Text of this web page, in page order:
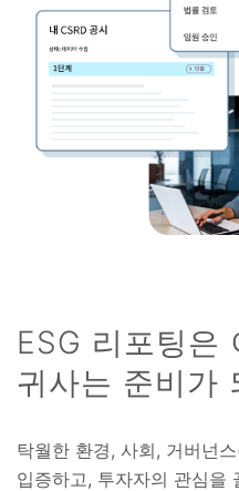
ESG 리포팅은
귀사는 준비가
탁월한 환경, 사회, 거버넌
입증하고, 투자자의 관심을